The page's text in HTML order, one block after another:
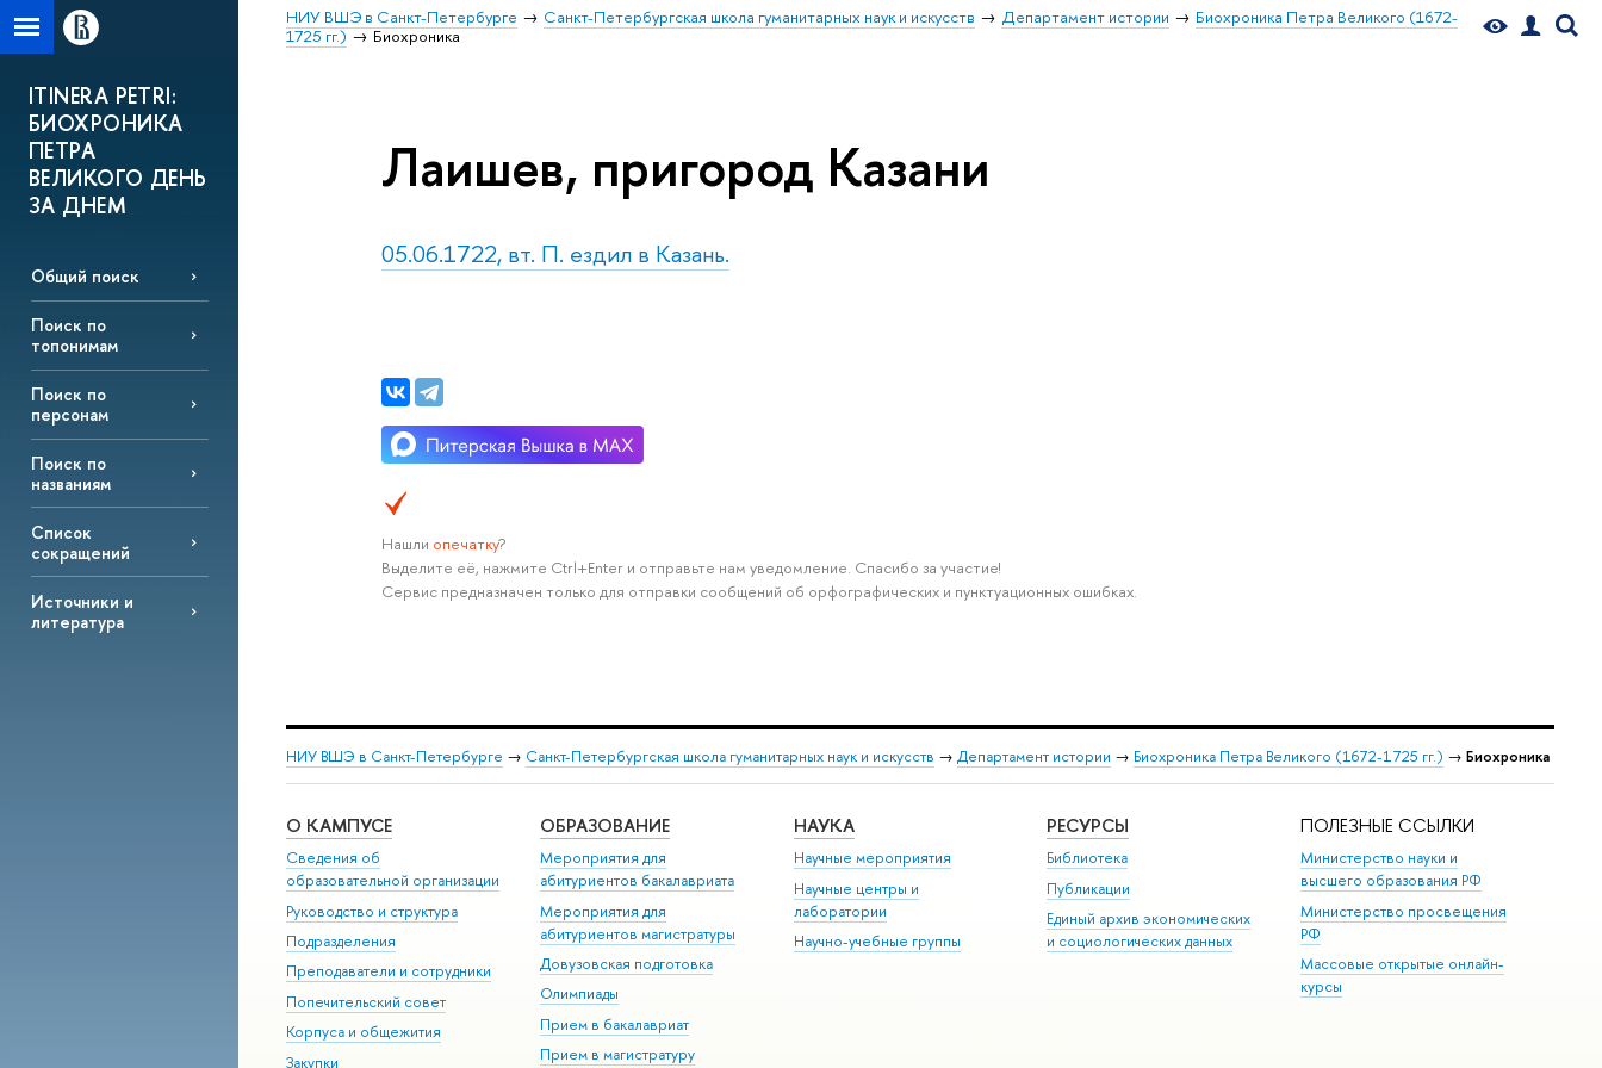
НИУ ВШЭ в Санкт-Петербурге Санкт-Петербургская школа гуманитарных наук и искусств Департамент истории
Биохроника Петра Великого (1672-
1725 гг.)
Биохроника
ITINERA PETRI:
БИОХРОНИКА
ПЕТРА
ВЕЛИКОГО ДЕНЬ
ЗА ДНЕМ
Общий поиск
Поиск по
топонимам
Поиск по
персонам
Поиск по
названиям
Список
сокращений
Источники и
литература
Лаишев, пригород Казани
05.06.1722, вт. П. ездил в Казань.
Нашли опечатку?
Выделите её, нажмите Ctrl+Enter и отправьте нам уведомление. Спасибо за участие!
Сервис предназначен только для отправки сообщений об орфографических и пунктуационных ошибках.
НИУ ВШЭ в Санкт-Петербурге → Санкт-Петербургская школа гуманитарных наук и искусств → Департамент истории → Биохроника Петра Великого (1672-1725 гг.) → Биохроника
О КАМПУСЕ
Сведения об
образовательной организации
Руководство и структура
Подразделения
Преподаватели и сотрудники
Попечительский совет
Корпуса и общежития
Закупки
ОБРАЗОВАНИЕ
Мероприятия для
абитуриентов бакалавриата
Мероприятия для
абитуриентов магистратуры
Довузовская подготовка
Олимпиады
Прием в бакалавриат
Прием в магистратуру
НАУКА
Научные мероприятия
Научные центры и
лаборатории
Научно-учебные группы
РЕСУРСЫ
Библиотека
Публикации
Единый архив экономических
и социологических данных
ПОЛЕЗНЫЕ ССЫЛКИ
Министерство науки и
высшего образования РФ
Министерство просвещения
РФ
Массовые открытые онлайн-
курсы